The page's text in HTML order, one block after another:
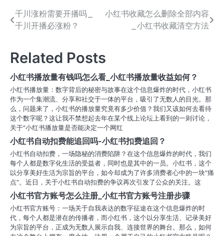
文
章
导
航
千川涨粉需要开播吗_
千川开播必涨粉？
小红书收藏怎么删除全部内容
_小红书收藏清空方法
Related Posts
小红书播放量有钱吗怎么看_小红书播放量收益如何？
小红书播放量：数字背后的秘密与故事在这个信息爆炸的时代，小红书
作为一个集潮流、分享和社交于一体的平台，吸引了无数人的目光。那
么，问题来了，小红书的播放量究竟有多少价值？我们又该如何去看待
这个数字呢？这让我不禁想起去年在某个线上论坛上看到的一则讨论，
关于“小红书播放量是否能决定一个网红
小红书自动扣费能追回吗-小红书扣费追回？
小红书自动扣费，一场隐秘的消费陷阱？在这个信息爆炸的时代，我们
每个人都是数字化生活的受益者，同时也是其中的一员。小红书，这个
以分享美好生活为宗旨的平台，如今却成为了许多消费者心中的一块“痛
点”。近日，关于小红书自动扣费的争议再次引发了公众的关注。这
小红书官方账号怎么注册_小红书官方账号注册步骤
小红书官方账号：一场关于自我表达的数字征途在这个信息爆炸的时
代，每个人都是潜在的传播者，而小红书，这个以分享生活、记录美好
为宗旨的平台，正成为无数人展示自我、连接世界的舞台。那么，如何